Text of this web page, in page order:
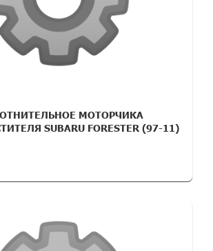
МОТОРЧИКА
SUBARU FORESTER (97-11)